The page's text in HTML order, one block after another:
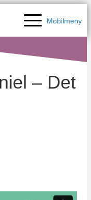
Mobilmeny
– Det